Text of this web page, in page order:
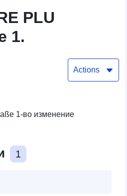
PLU
1.
Actions
1-во изменение
1